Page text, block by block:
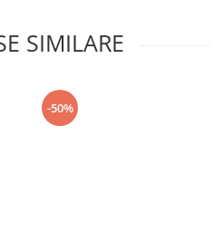
SIMILARE
-50%